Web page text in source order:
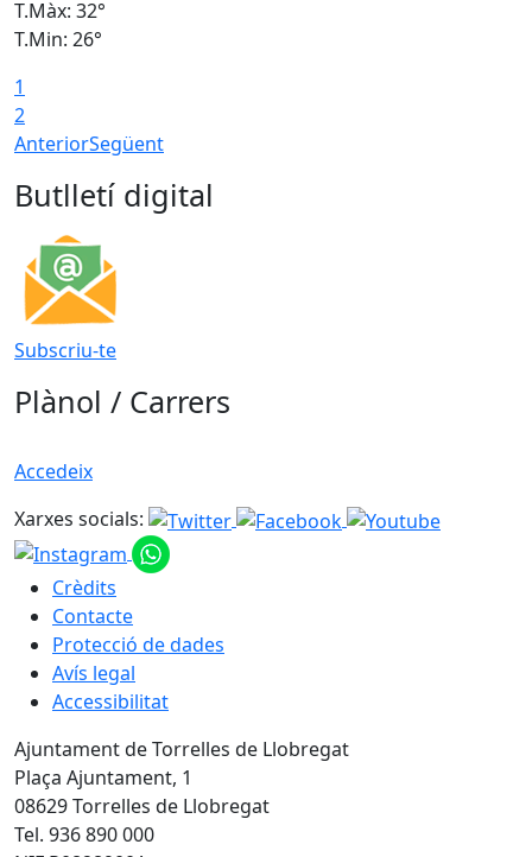
T.Màx: 32°
T.Min: 26°
1
2
AnteriorSegüent
Butlletí digital
Subscriu-te
Plànol / Carrers
Accedeix
Xarxes socials:
Crèdits
Contacte
Protecció de dades
Avís legal
Accessibilitat
Ajuntament de Torrelles de Llobregat
Plaça Ajuntament, 1
08629 Torrelles de Llobregat
Tel. 936 890 000